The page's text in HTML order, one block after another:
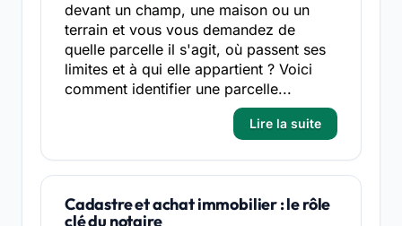
devant un champ, une maison ou un
terrain et vous vous demandez de
quelle parcelle il s'agit, où passent ses
limites et à qui elle appartient ? Voici
comment identifier une parcelle...
Lire la suite
Cadastre et achat immobilier : le rôle
clé du notaire